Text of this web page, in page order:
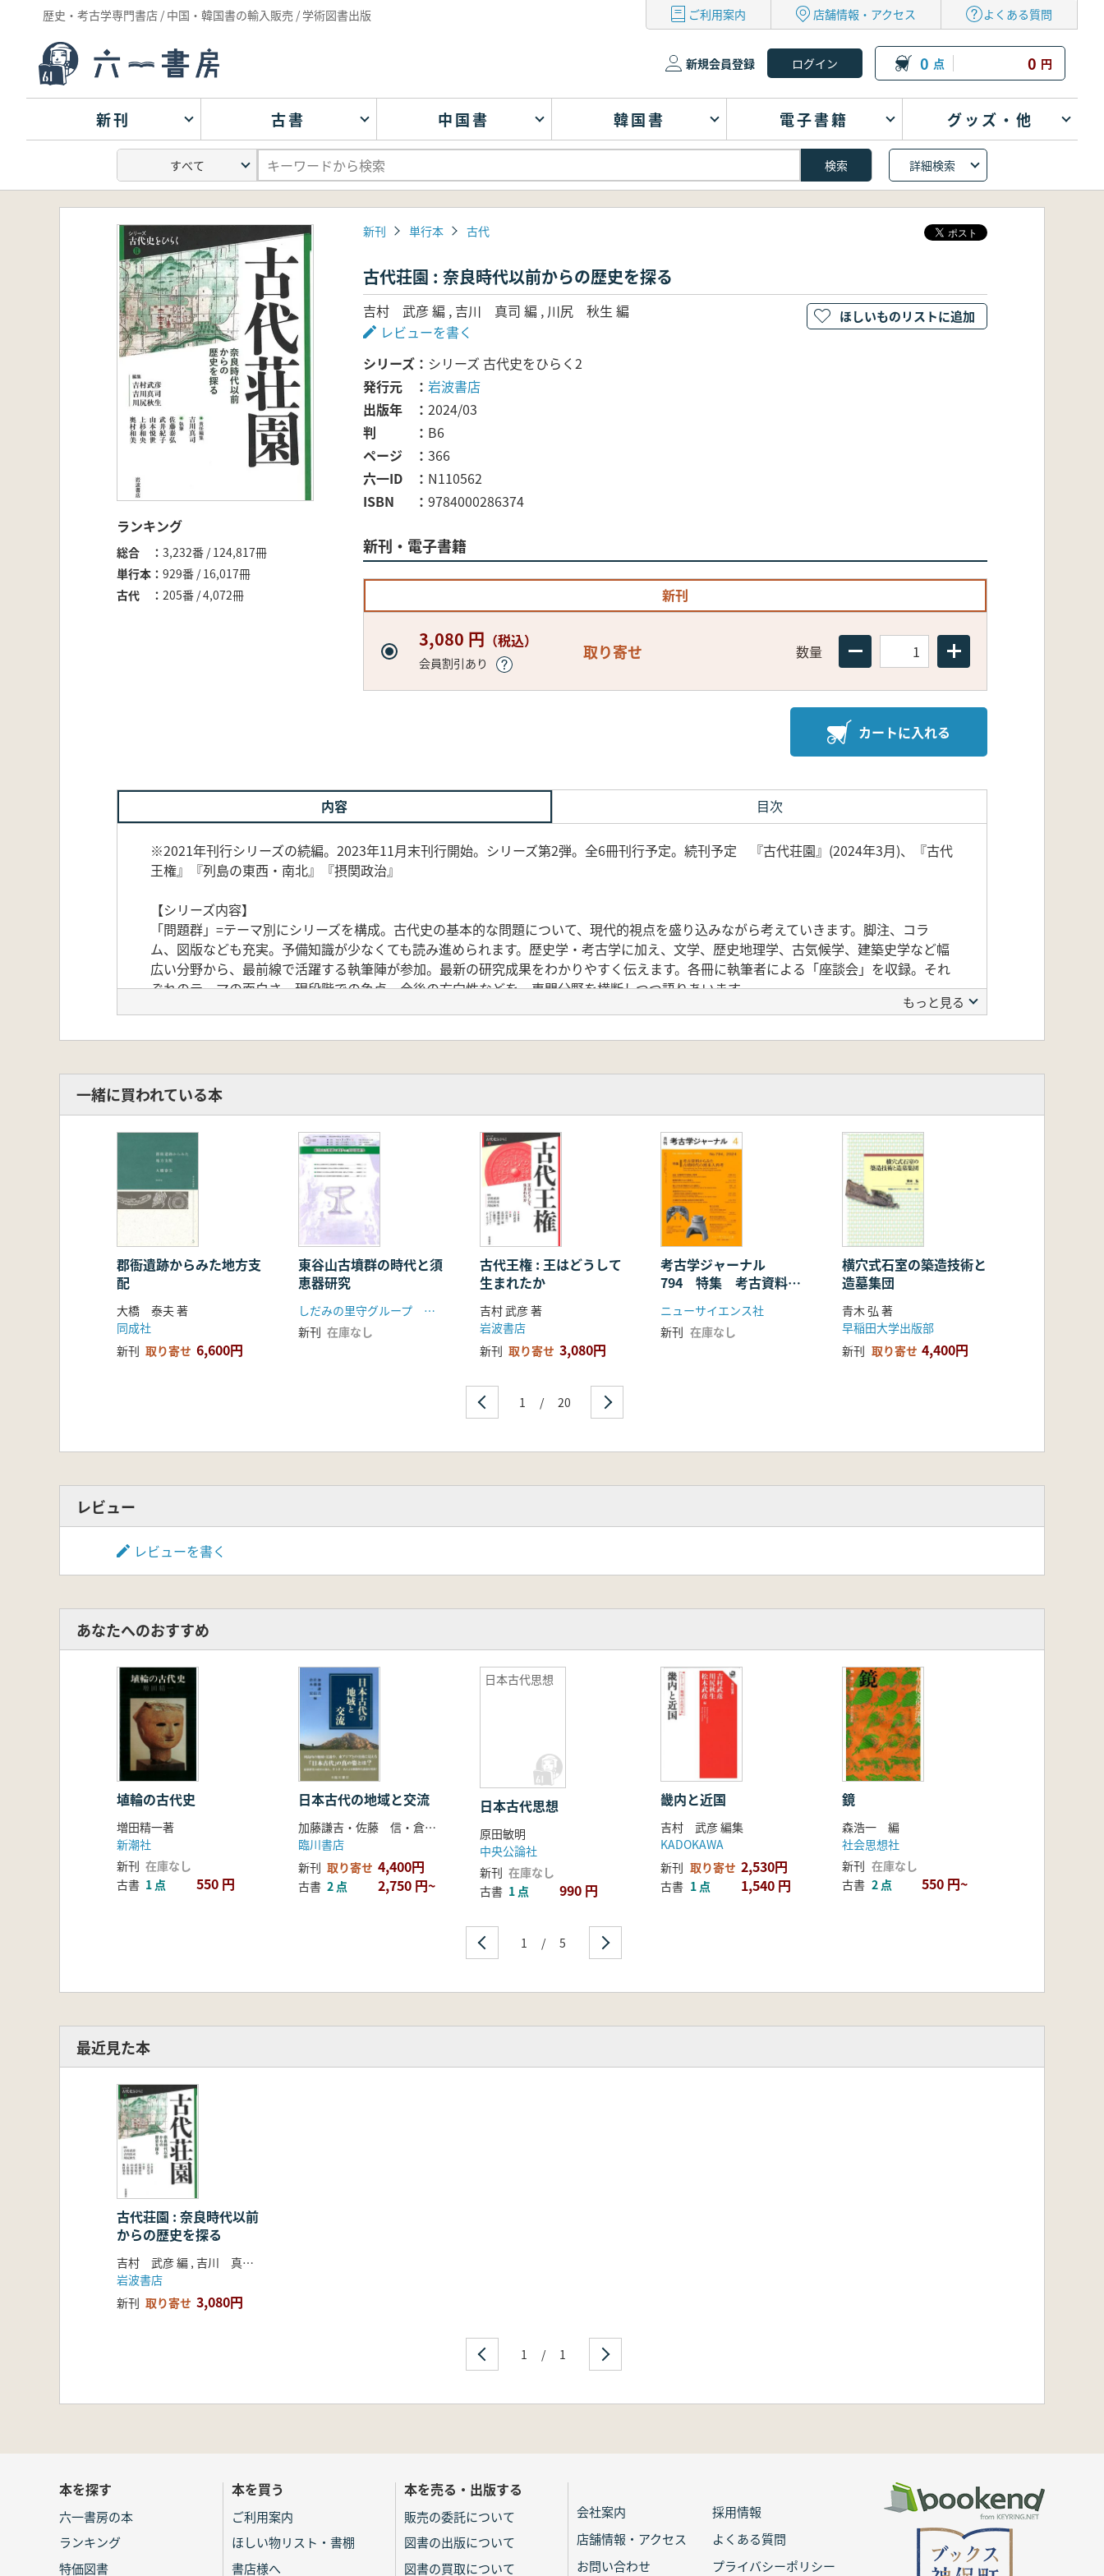
歴史・考古学専門書店 / 中国・韓国書の輸入販売 / 学術図書出版 ご利用案内 店舗情報・アクセス よくある質問
新規会員登録 0 点 0 円
新刊 古書 中国書 韓国書 電子書籍 グッズ・他
詳細検索
ランキング
総合
3,232番 / 124,817冊
単行本
929番 / 16,017冊
古代
205番 / 4,072冊
新刊 単行本 古代
古代荘園 : 奈良時代以前からの歴史を探る
吉村 武彦 編 , 吉川 真司 編 , 川尻 秋生 編
レビューを書く
シリーズ
シリーズ 古代史をひらく2
発行元
岩波書店
出版年
2024/03
判
B6
ページ
366
六一ID
N110562
ISBN
9784000286374
新刊・電子書籍
新刊
3,080 円 （税込）
会員割引あり
取り寄せ 数量
カートに入れる
ほしいものリストに追加
内容 目次
※2021年刊行シリーズの続編。2023年11月末刊行開始。シリーズ第2弾。全6冊刊行予定。続刊予定 『古代荘園』(2024年3月)、『古代
王権』『列島の東西・南北』『摂関政治』
【シリーズ内容】
「問題群」=テーマ別にシリーズを構成。古代史の基本的な問題について、現代的視点を盛り込みながら考えていきます。脚注、コラ
ム、図版なども充実。予備知識が少なくても読み進められます。歴史学・考古学に加え、文学、歴史地理学、古気候学、建築史学など幅
広い分野から、最前線で活躍する執筆陣が参加。最新の研究成果をわかりやすく伝えます。各冊に執筆者による「座談会」を収録。それ
ぞれのテーマの面白さ、現段階での争点、今後の方向性などを、専門分野を横断しつつ語りあいます。
もっと見る
一緒に買われている本
郡衙遺跡からみた地方支
配
大橋 泰夫 著
同成社
新刊 取り寄せ 6,600円
東谷山古墳群の時代と須
恵器研究
しだみの里守グループ 東海古墳時代研究会
新刊 在庫なし
古代王権 : 王はどうして
生まれたか
吉村 武彦 著
岩波書店
新刊 取り寄せ 3,080円
考古学ジャーナル
794 特集 考古資料か
らみた古墳時代の渡来人
再考
ニューサイエンス社
新刊 在庫なし
横穴式石室の築造技術と
造墓集団
青木 弘 著
早稲田大学出版部
新刊 取り寄せ 4,400円
1 / 20
レビュー
レビューを書く
あなたへのおすすめ
埴輪の古代史
増田精一著
新潮社
新刊 在庫なし
古書 1 点 550 円
日本古代の地域と交流
加藤謙吉・佐藤 信・倉本一宏編
臨川書店
新刊 取り寄せ 4,400円
古書 2 点 2,750 円~
日本古代思想
日本古代思想
原田敏明
中央公論社
新刊 在庫なし
古書 1 点 990 円
畿内と近国
吉村 武彦 編集
KADOKAWA
新刊 取り寄せ 2,530円
古書 1 点 1,540 円
鏡
森浩一 編
社会思想社
新刊 在庫なし
古書 2 点 550 円~
1 / 5
最近見た本
古代荘園 : 奈良時代以前
からの歴史を探る
吉村 武彦 編 , 吉川 真司 編 , 川尻 秋生 編
岩波書店
新刊 取り寄せ 3,080円
1 / 1
本を探す
六一書房の本
ランキング
特価図書
本を買う
ご利用案内
ほしい物リスト・書棚
書店様へ
本を売る・出版する
販売の委託について
図書の出版について
図書の買取について
会社案内
採用情報
店舗情報・アクセス
よくある質問
お問い合わせ
プライバシーポリシー